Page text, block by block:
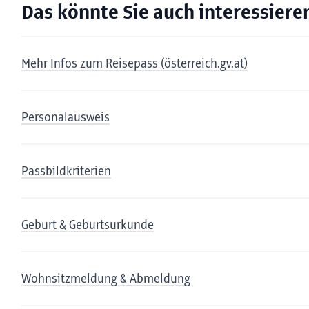
Das könnte Sie auch
Mehr Infos zum Reisepass (österreich.gv.at)
Personalausweis
Passbildkriterien
Geburt & Geburtsurkunde
Wohnsitzmeldung & Abmeldung